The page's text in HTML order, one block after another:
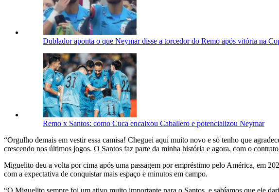
Dublador aponta o que Neymar disse a torcedor do Remo após vitória na
Remo x Santos: como Cuca encaixou Caballero e potencializou Neymar
“Orgulho demais em vestir essa camisa! Cheguei aqui muito novo e só tenho que
crescendo nos últimos jogos. O Santos faz parte da minha história e agora, com o
Miguelito deu a volta por cima após uma passagem por empréstimo pelo América, em
com a expectativa de conquistar mais espaço e minutos em campo.